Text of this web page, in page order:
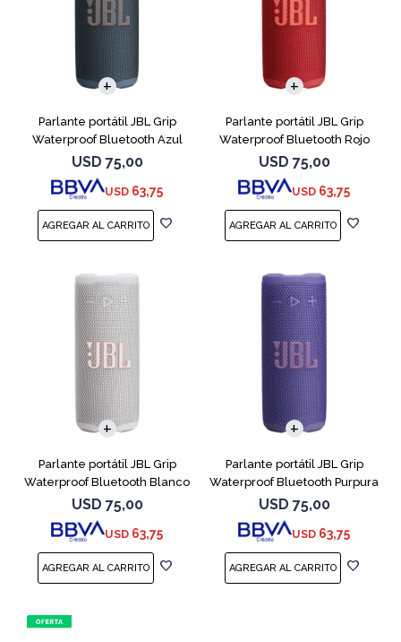
Parlante portátil JBL Grip
Waterproof Bluetooth Azul
USD 75,00
USD 63,75
Parlante portátil JBL Grip
Waterproof Bluetooth Rojo
USD 75,00
USD 63,75
Parlante portátil JBL Grip
Waterproof Bluetooth Blanco
USD 75,00
USD 63,75
Parlante portátil JBL Grip
Waterproof Bluetooth Purpura
USD 75,00
USD 63,75